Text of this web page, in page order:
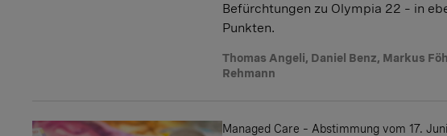
Befürchtungen zu Olympia 22 – in
Punkten.
Thomas Angeli, Daniel Benz, Markus
Rehmann
Managed Care – Abstimmung vom 17.